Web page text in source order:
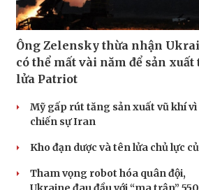
Ông Zelensky thừa nhận
có thể mất vài năm để sản xuất
lửa Patriot
Mỹ gấp rút tăng sản xuất vũ khí vì
chiến sự Iran
Kho đạn dược và tên lửa chủ lực
Tham vọng robot hóa quân đội,